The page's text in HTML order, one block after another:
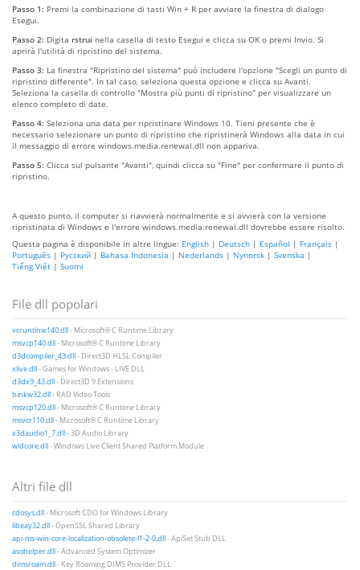
Passo 1: Premi la combinazione di tasti Win + R per avviare la finestra di dialogo
Esegui.
Passo 2: Digita rstrui nella casella di testo Esegui e clicca su OK o premi Invio. Si
aprirà l'utilità di ripristino del sistema.
Passo 3: La finestra "Ripristino del sistema" può includere l'opzione "Scegli un punto di
ripristino differente". In tal caso, seleziona questa opzione e clicca su Avanti.
Seleziona la casella di controllo "Mostra più punti di ripristino" per visualizzare un
elenco completo di date.
Passo 4: Seleziona una data per ripristinare Windows 10. Tieni presente che è
necessario selezionare un punto di ripristino che ripristinerà Windows alla data in cui
il messaggio di errore windows.media.renewal.dll non appariva.
Passo 5: Clicca sul pulsante "Avanti", quindi clicca su "Fine" per confermare il punto di
ripristino.
A questo punto, il computer si riavvierà normalmente e si avvierà con la versione
ripristinata di Windows e l'errore windows.media.renewal.dll dovrebbe essere risolto.
Questa pagina è disponibile in altre lingue: English | Deutsch | Español | Français |
Português | Русский | Bahasa Indonesia | Nederlands | Nynorsk | Svenska |
Tiếng Việt | Suomi
File dll popolari
vcruntime140.dll- Microsoft® C Runtime Library
msvcp140.dll- Microsoft® C Runtime Library
d3dcompiler_43.dll- Direct3D HLSL Compiler
xlive.dll- Games for Windows - LIVE DLL
d3dx9_43.dll- Direct3D 9 Extensions
binkw32.dll- RAD Video Tools
msvcp120.dll- Microsoft® C Runtime Library
msvcr110.dll- Microsoft® C Runtime Library
x3daudio1_7.dll- 3D Audio Library
wldcore.dll- Windows Live Client Shared Platform Module
Altri file dll
cdosys.dll- Microsoft CDO for Windows Library
libeay32.dll- OpenSSL Shared Library
api-ms-win-core-localization-obsolete-l1-2-0.dll- ApiSet Stub DLL
asohelper.dll- Advanced System Optimizer
dimsroam.dll- Key Roaming DIMS Provider DLL